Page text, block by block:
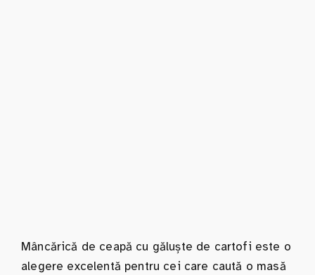
Mâncărică de ceapă cu găluște de cartofi este o
alegere excelentă pentru cei care caută o masă